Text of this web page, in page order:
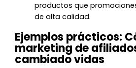
productos que
de alta calidad.
Ejemplos prácticos:
marketing de
cambiado vidas